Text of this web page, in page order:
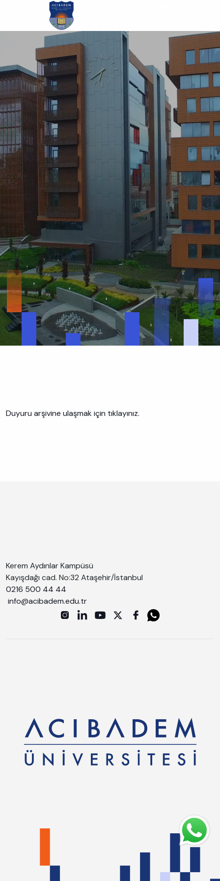
atla
Duyuru arşivine ulaşmak için tıklayınız.
Kerem Aydınlar Kampüsü
Kayışdağı cad. No:32 Ataşehir/İstanbul
0216 500 44 44
info@acibadem.edu.tr